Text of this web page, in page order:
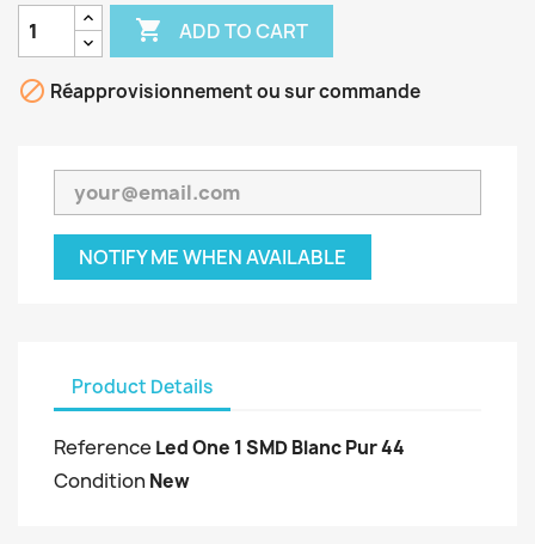
 ADD TO CART
 Réapprovisionnement ou sur commande
NOTIFY ME WHEN AVAILABLE
Product Details
Reference Led One 1 SMD Blanc Pur 44
Condition New